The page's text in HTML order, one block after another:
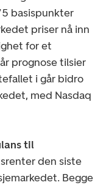
basispunkter
priser nå inn
for et
prognose tilsier
i går bidro
med Nasdaq
til
den siste
Begge